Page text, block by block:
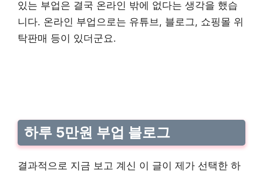
있는 부업은 결국 온라인 밖에 없다는 생각을 했습
니다. 온라인 부업으로는 유튜브, 블로그, 쇼핑몰 위
탁판매 등이 있더군요.
하루 5만원 부업 블로그
결과적으로 지금 보고 계신 이 글이 제가 선택한 하